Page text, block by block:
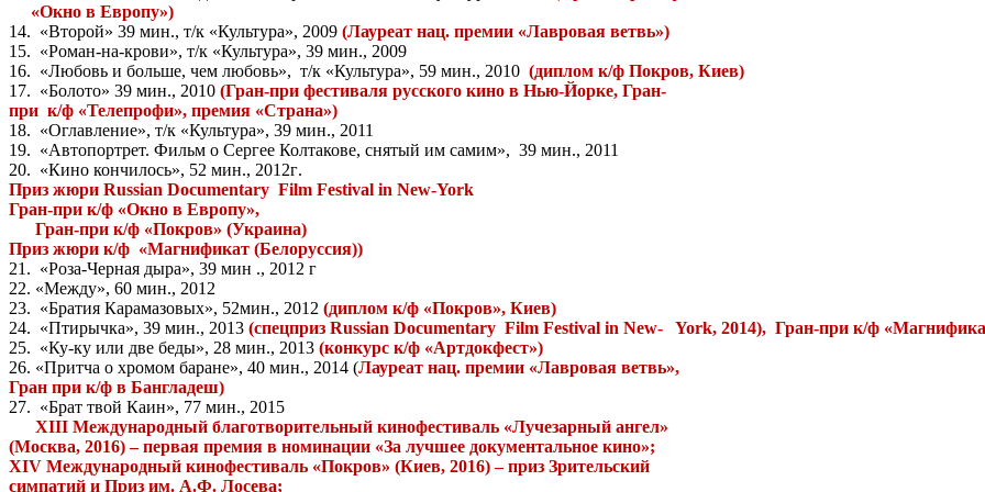
«Окно в Европу»)
14. «Второй» 39 мин., т/к «Культура», 2009 (Лауреат нац. премии «Лавровая ветвь»)
15. «Роман-на-крови», т/к «Культура», 39 мин., 2009
16. «Любовь и больше, чем любовь», т/к «Культура», 59 мин., 2010 (диплом к/ф Покров, Киев)
17. «Болото» 39 мин., 2010 (Гран-при фестиваля русского кино в Нью-Йорке, Гран-
при к/ф «Телепрофи», премия «Страна»)
18. «Оглавление», т/к «Культура», 39 мин., 2011
19. «Автопортрет. Фильм о Сергее Колтакове, снятый им самим», 39 мин., 2011
20. «Кино кончилось», 52 мин., 2012г.
Приз жюри Russian Documentary Film Festival in New-York
Гран-при к/ф «Окно в Европу»,
Гран-при к/ф «Покров» (Украина)
Приз жюри к/ф «Магнификат (Белоруссия))
21. «Роза-Черная дыра», 39 мин ., 2012 г
22. «Между», 60 мин., 2012
23. «Братия Карамазовых», 52мин., 2012 (диплом к/ф «Покров», Киев)
24. «Птирычка», 39 мин., 2013 (спецприз Russian Documentary Film Festival in New- York, 2014), Гран-при к/ф «
25. «Ку-ку или две беды», 28 мин., 2013 (конкурс к/ф «Артдокфест»)
26. «Притча о хромом баране», 40 мин., 2014 (Лауреат нац. премии «Лавровая ветвь»,
Гран при к/ф в Бангладеш)
27. «Брат твой Каин», 77 мин., 2015
XIII Международный благотворительный кинофестиваль «Лучезарный ангел»
(Москва, 2016) – первая премия в номинации «За лучшее документальное кино»;
XIV Международный кинофестиваль «Покров» (Киев, 2016) – приз Зрительский
симпатий и Приз им. А.Ф. Лосева;